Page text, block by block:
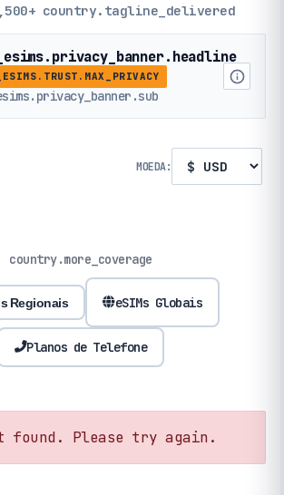
country.tagline_delivered
MOEDA:
country.more_coverage
Regionais eSIMs Globais
Planos de Telefone
found. Please try again.